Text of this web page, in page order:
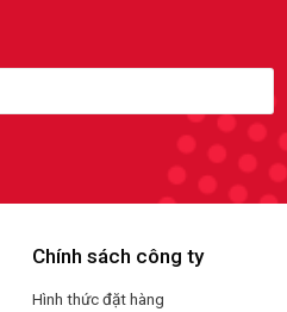
Chính sách công ty
Hình thức đặt hàng